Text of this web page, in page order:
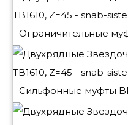
Ограничительные
Сильфонные муфты